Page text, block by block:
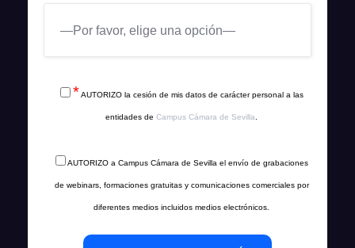
* AUTORIZO la cesión de mis datos de carácter personal a las
entidades de Campus Cámara de Sevilla
AUTORIZO a Campus Cámara de Sevilla el envío de grabaciones
de webinars, formaciones gratuitas y comunicaciones comerciales por
diferentes medios incluidos medios electrónicos.